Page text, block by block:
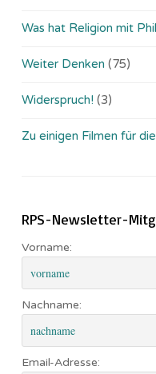
Was hat Religion mit
Weiter Denken (75)
Widerspruch! (3)
Zu einigen Filmen für
RPS-Newsletter-
Vorname:
Nachname:
Email-Adresse: